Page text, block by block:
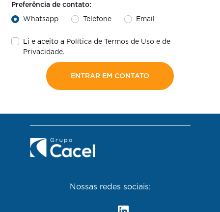
Preferência de contato:
Whatsapp
Telefone Email
Li e aceito a Política de Termos de Uso e de
Privacidade.
ENTRAR EM CONTATO
Nossas redes sociais: